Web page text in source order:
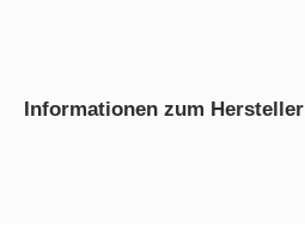
Informationen zum Hersteller